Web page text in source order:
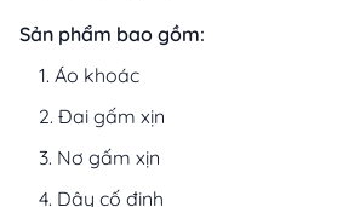
Sản phẩm bao gồm:
Áo khoác
Đai gấm xịn
Nơ gấm xịn
Dây cố định